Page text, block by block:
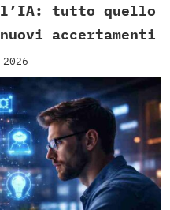
tutto quello
accertamenti